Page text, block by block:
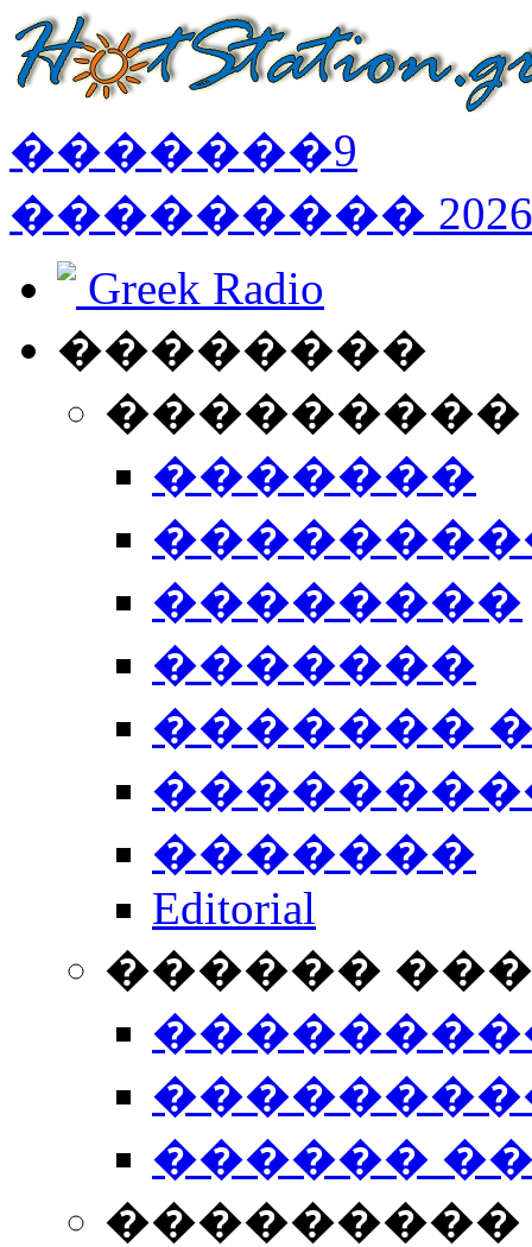
�������9
��������� 2026
Greek Radio
��������
�������
��������
�������
�������
�������
Editorial
������
������
���������